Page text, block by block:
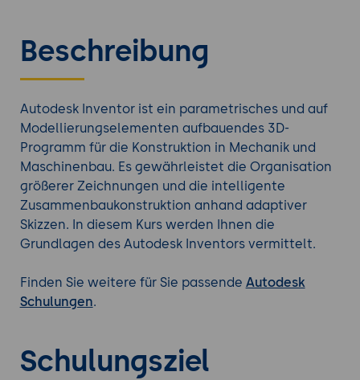
Beschreibung
Autodesk Inventor ist ein parametrisches und auf
Modellierungselementen aufbauendes 3D-
Programm für die Konstruktion in Mechanik und
Maschinenbau. Es gewährleistet die Organisation
größerer Zeichnungen und die intelligente
Zusammenbaukonstruktion anhand adaptiver
Skizzen. In diesem Kurs werden Ihnen die
Grundlagen des Autodesk Inventors vermittelt.
Finden Sie weitere für Sie passende Autodesk
Schulungen.
Schulungsziel